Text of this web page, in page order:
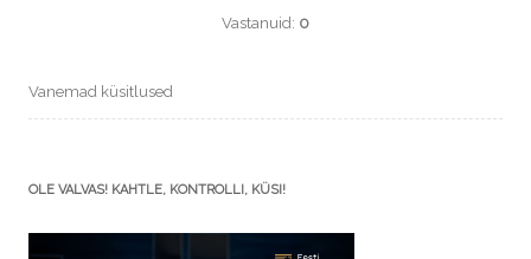
Vastanuid: 0
Vanemad küsitlused
OLE VALVAS! KAHTLE, KONTROLLI, KÜSI!